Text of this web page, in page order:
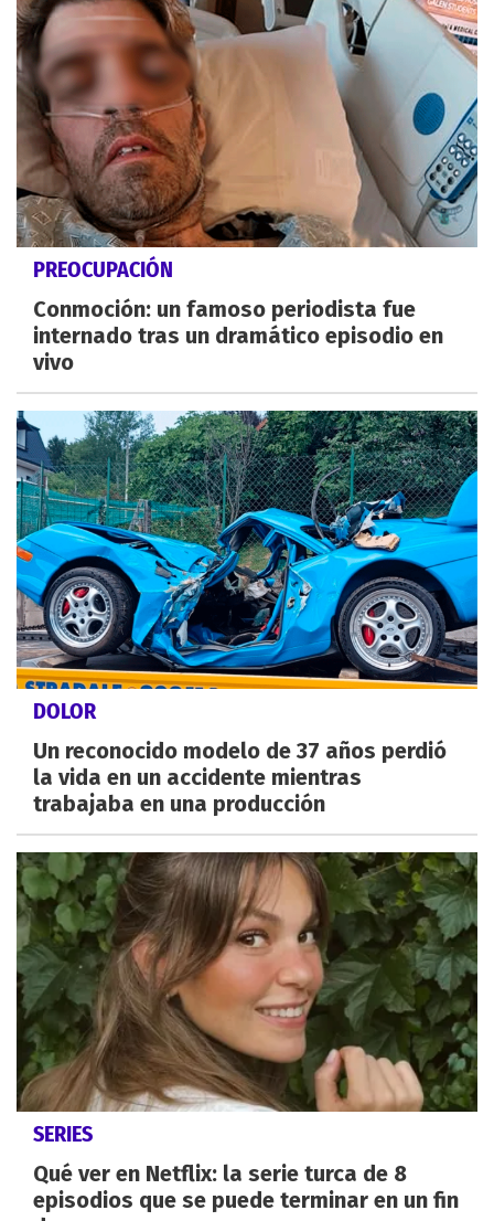
PREOCUPACIÓN
Conmoción: un famoso periodista fue
internado tras un dramático episodio en
vivo
DOLOR
Un reconocido modelo de 37 años perdió
la vida en un accidente mientras
trabajaba en una producción
SERIES
Qué ver en Netflix: la serie turca de 8
episodios que se puede terminar en un fin